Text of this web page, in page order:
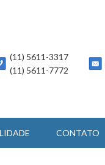
(11) 5611-3317
(11) 5611-7772
CONTATO